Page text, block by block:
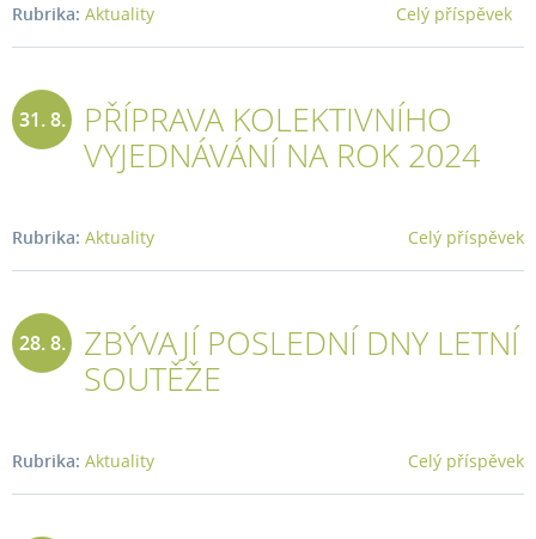
Celý příspěvek
Rubrika: Aktuality
31. 8.
PŘÍPRAVA KOLEKTIVNÍHO
VYJEDNÁVÁNÍ NA ROK 2024
Celý příspěvek
Rubrika: Aktuality
28. 8.
ZBÝVAJÍ POSLEDNÍ DNY LETNÍ
SOUTĚŽE
Celý příspěvek
Rubrika: Aktuality